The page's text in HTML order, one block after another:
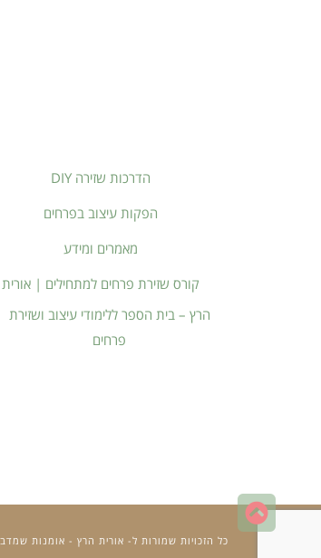
הדרכות שזירה DIY
הפקות עיצוב בפרחים
מאמרים ומידע
קורס שזירת פרחים למתחילים | אורית
הרץ – בית הספר ללימודי עיצוב ושזירת
פרחים
כל הזכויות שמורות ל- אורית הרץ - אומנות
גלילה
לראש